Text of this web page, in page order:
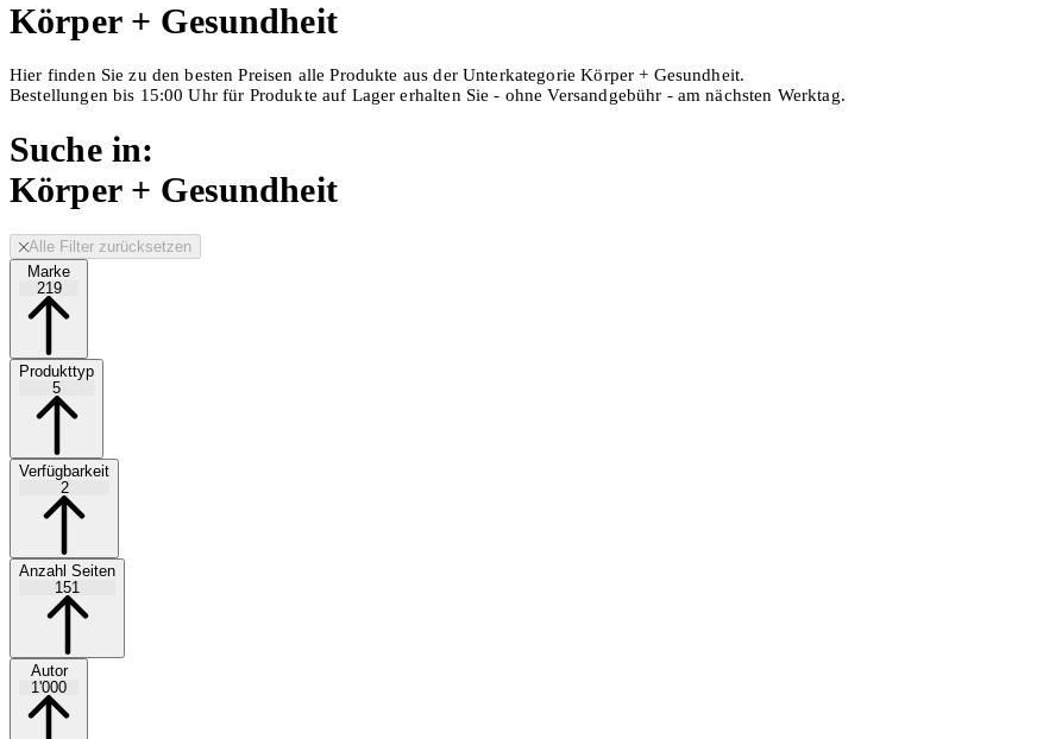
Körper + Gesundheit
Hier finden Sie zu den besten Preisen alle Produkte aus der Unterkategorie Körper + Gesundheit.
Bestellungen bis 15:00 Uhr für Produkte auf Lager erhalten Sie - ohne Versandgebühr - am nächsten Werktag.
Suche in:
Körper + Gesundheit
Alle Filter zurücksetzen
Marke
219
Produkttyp
5
Verfügbarkeit
2
Anzahl Seiten
151
Autor
1'000